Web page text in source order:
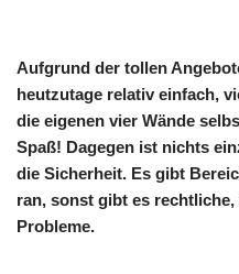
Aufgrund der tollen
heutzutage relativ einfach,
die eigenen vier Wände
Spaß! Dagegen ist nichts
die Sicherheit. Es gibt
ran, sonst gibt es
Probleme.